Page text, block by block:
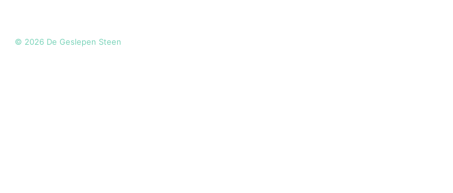
© 2026 De Geslepen Steen